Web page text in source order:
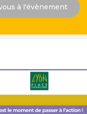
à l'évènement